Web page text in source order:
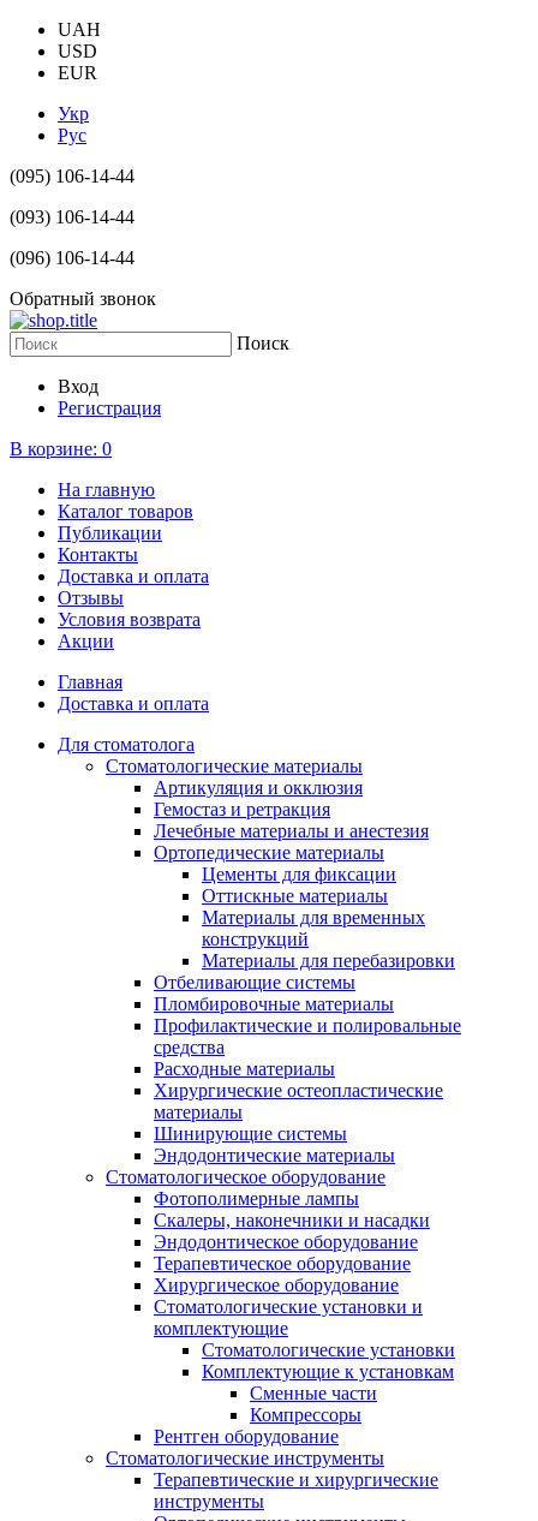
UAH
USD
EUR
Укр
Рус
(095) 106-14-44
(093) 106-14-44
(096) 106-14-44
Обратный звонок
Поиск
Вход
Регистрация
В корзине: 0
На главную
Каталог товаров
Публикации
Контакты
Доставка и оплата
Отзывы
Условия возврата
Акции
Главная
Доставка и оплата
Для стоматолога
Стоматологические материалы
Артикуляция и окклюзия
Гемостаз и ретракция
Лечебные материалы и анестезия
Ортопедические материалы
Цементы для фиксации
Оттискные материалы
Материалы для временных
конструкций
Материалы для перебазировки
Отбеливающие системы
Пломбировочные материалы
Профилактические и полировальные
средства
Расходные материалы
Хирургические остеопластические
материалы
Шинирующие системы
Эндодонтические материалы
Стоматологическое оборудование
Фотополимерные лампы
Скалеры, наконечники и насадки
Эндодонтическое оборудование
Терапевтическое оборудование
Хирургическое оборудование
Стоматологические установки и
комплектующие
Стоматологические установки
Комплектующие к установкам
Сменные части
Компрессоры
Рентген оборудование
Стоматологические инструменты
Терапевтические и хирургические
инструменты